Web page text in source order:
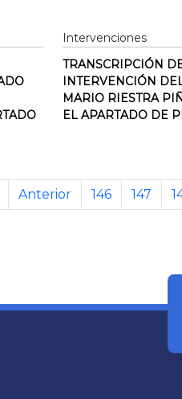
Intervenciones
TRANSCRIPCIÓN
INTERVENCIÓN
MARIO RIESTRA
EL APARTADO DE
Anterior 146 147